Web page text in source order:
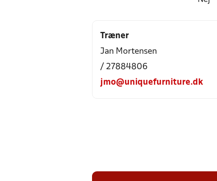
Træner
Jan Mortensen
/ 27884806
jmo@uniquefurniture.dk